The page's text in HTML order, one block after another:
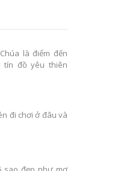
là điểm đến
tín đồ yêu thiên
đi chơi ở đâu và